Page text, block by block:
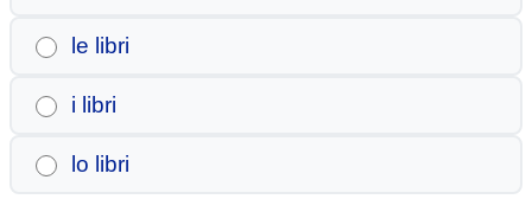
le libri
i libri
lo libri